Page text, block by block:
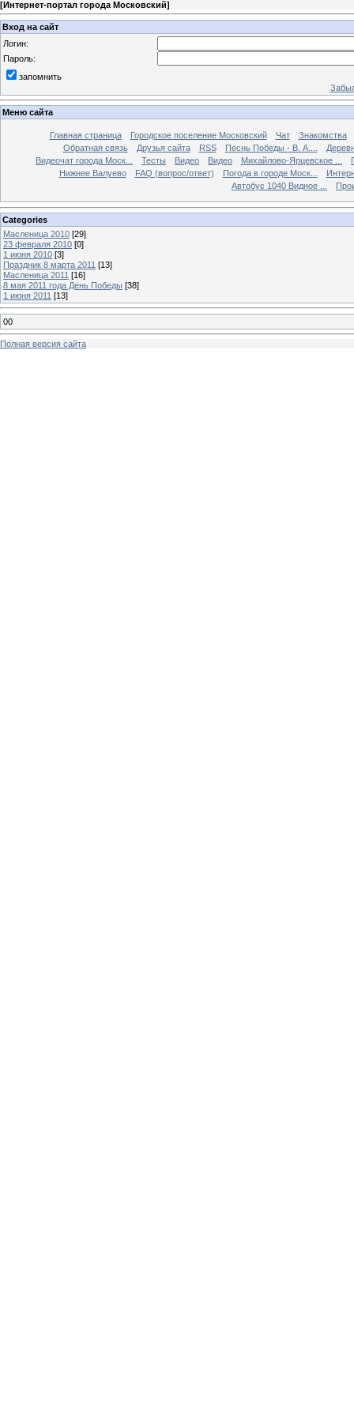
[Интернет-портал города Московский]
Вход на сайт
Логин:
Пароль:
запомнить
Меню сайта
Главная страница Городское поселение Московский Чат
Знакомства
Обратная связь
Друзья сайта RSS Песнь Победы - В. А....
Видеочат города Моск...
Тесты Видео Видео Михайлово-Ярцевское ...
Нижнее Валуево
FAQ (вопрос/ответ) Погода в городе Моск...
Автобус 1040 Видное ...
Categories
Масленица 2010 [29]
23 февраля 2010 [0]
1 июня 2010 [3]
Праздник 8 марта 2011 [13]
Масленица 2011 [16]
8 мая 2011 года День Победы [38]
1 июня 2011 [13]
00
Полная версия сайта